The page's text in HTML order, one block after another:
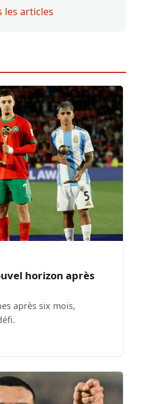
les articles
horizon après
après six mois,